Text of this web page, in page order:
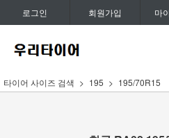
로그인 회원가입 마
타이어 사이즈 검색 195 195/70R15